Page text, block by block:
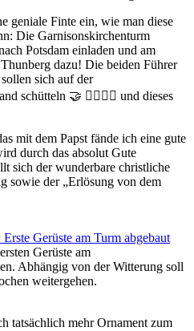
geniale Finte ein, wie man diese
Die Garnisonskirchenturm
Potsdam einladen und am
dazu! Die beiden Führer
sich auf der
schütteln 🤝 👍🏼🙏🏼 und dieses
mit dem Papst fände ich eine gute
durch das absolut Gute
sich der wunderbare christliche
sowie der „Erlösung von dem
Gerüste am Turm abgebaut
Gerüste am
Abhängig von der Witterung soll
weitergehen.
tatsächlich mehr Ornament zum